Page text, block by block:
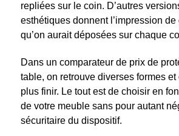
repliées sur le coin. D’autres
esthétiques donnent l’impression de
qu’on aurait déposées sur chaque
Dans un comparateur de prix de
table, on retrouve diverses formes et
plus finir. Le tout est de choisir en
de votre meuble sans pour autant
sécuritaire du dispositif.